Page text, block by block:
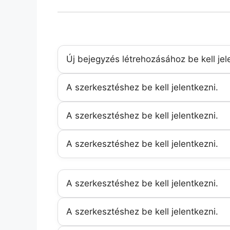
Új bejegyzés létrehozásához be kell
A szerkesztéshez be kell jelentkezni.
A szerkesztéshez be kell jelentkezni.
A szerkesztéshez be kell jelentkezni.
A szerkesztéshez be kell jelentkezni.
A szerkesztéshez be kell jelentkezni.